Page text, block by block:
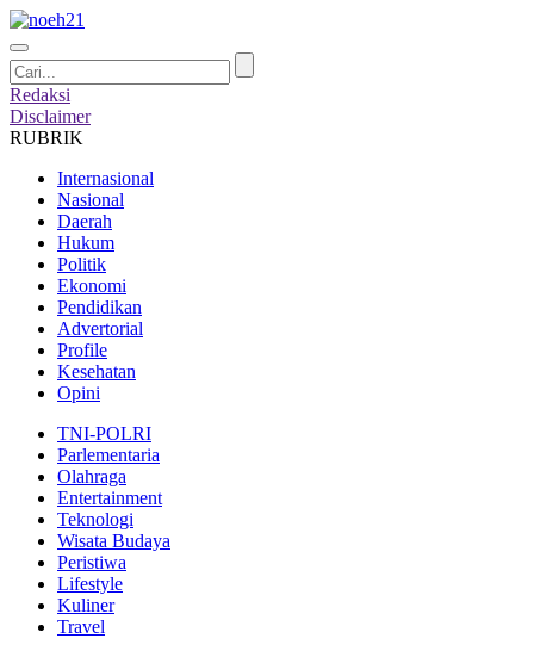
Redaksi
Disclaimer
RUBRIK
Internasional
Nasional
Daerah
Hukum
Politik
Ekonomi
Pendidikan
Advertorial
Profile
Kesehatan
Opini
TNI-POLRI
Parlementaria
Olahraga
Entertainment
Teknologi
Wisata Budaya
Peristiwa
Lifestyle
Kuliner
Travel